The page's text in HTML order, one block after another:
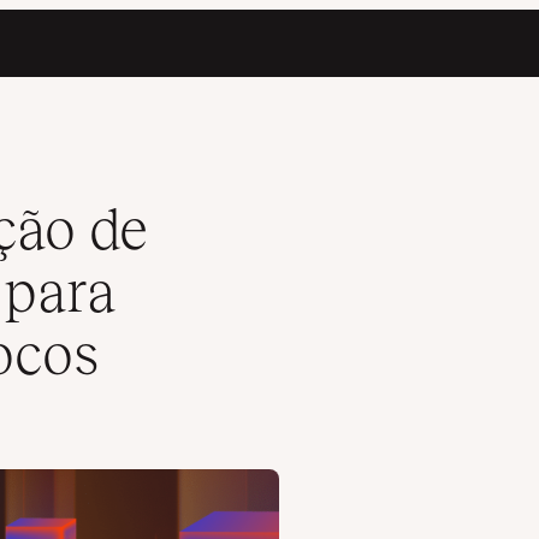
seus Blocos
de